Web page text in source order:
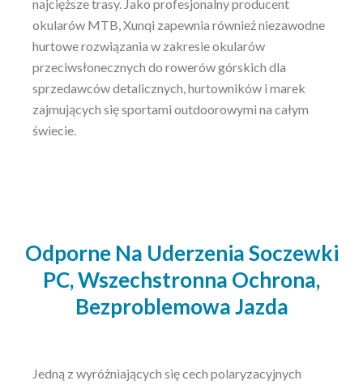
najcięższe trasy. Jako profesjonalny producent
okularów MTB, Xunqi zapewnia również niezawodne
hurtowe rozwiązania w zakresie okularów
przeciwsłonecznych do rowerów górskich dla
sprzedawców detalicznych, hurtowników i marek
zajmujących się sportami outdoorowymi na całym
świecie.
Odporne Na Uderzenia Soczewki
PC, Wszechstronna Ochrona,
Bezproblemowa Jazda
Jedną z wyróżniających się cech polaryzacyjnych